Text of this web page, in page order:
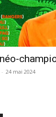
- 24 mai 2024